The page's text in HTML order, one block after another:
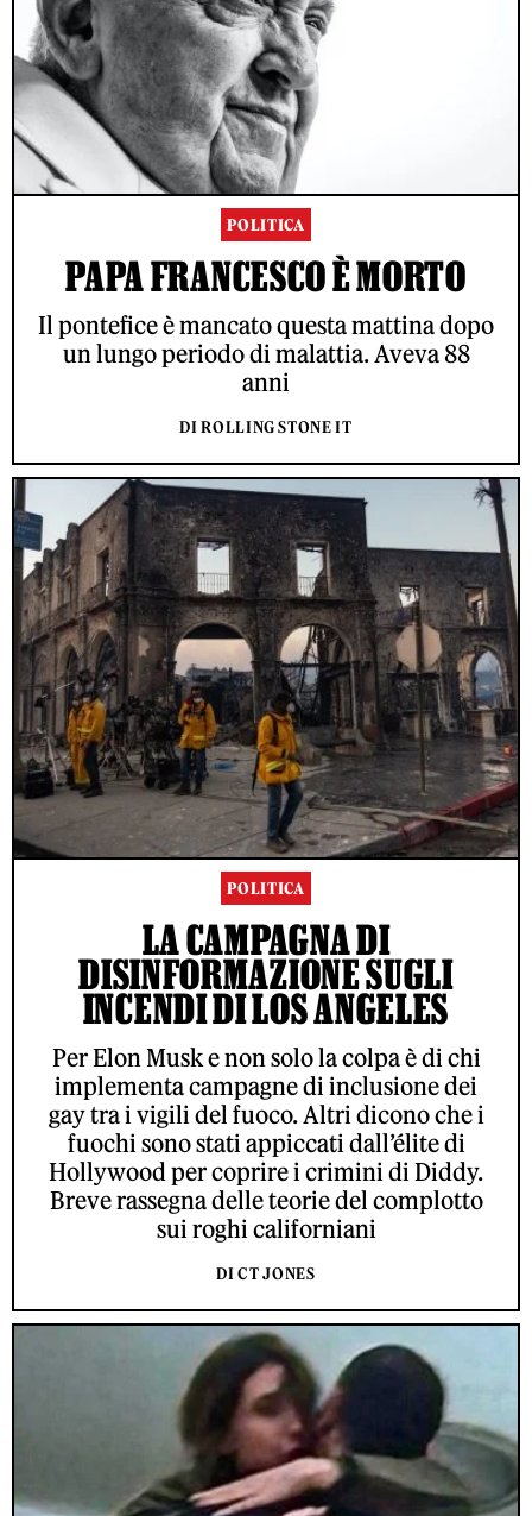
POLITICA
PAPA FRANCESCO È MORTO
Il pontefice è mancato questa mattina dopo
un lungo periodo di malattia. Aveva 88
anni
DI ROLLING STONE IT
POLITICA
LA CAMPAGNA DI
DISINFORMAZIONE SUGLI
INCENDI DI LOS ANGELES
Per Elon Musk e non solo la colpa è di chi
implementa campagne di inclusione dei
gay tra i vigili del fuoco. Altri dicono che i
fuochi sono stati appiccati dall’élite di
Hollywood per coprire i crimini di Diddy.
Breve rassegna delle teorie del complotto
sui roghi californiani
DI CT JONES